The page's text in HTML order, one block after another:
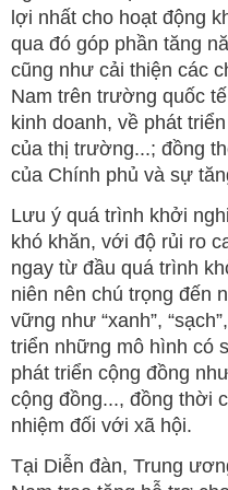
lợi nhất cho hoạt động
qua đó góp phần tăng
cũng như cải thiện các
Nam trên trường quốc
kinh doanh, về phát
của thị trường...; đồng
của Chính phủ và sự
Lưu ý quá trình khởi
khó khăn, với độ rủi ro
ngay từ đầu quá trình
niên nên chú trọng đến
vững như “xanh”,
triển những mô hình có
phát triển cộng đồng
cộng đồng..., đồng thời
nhiệm đối với xã hội.
Tại Diễn đàn, Trung